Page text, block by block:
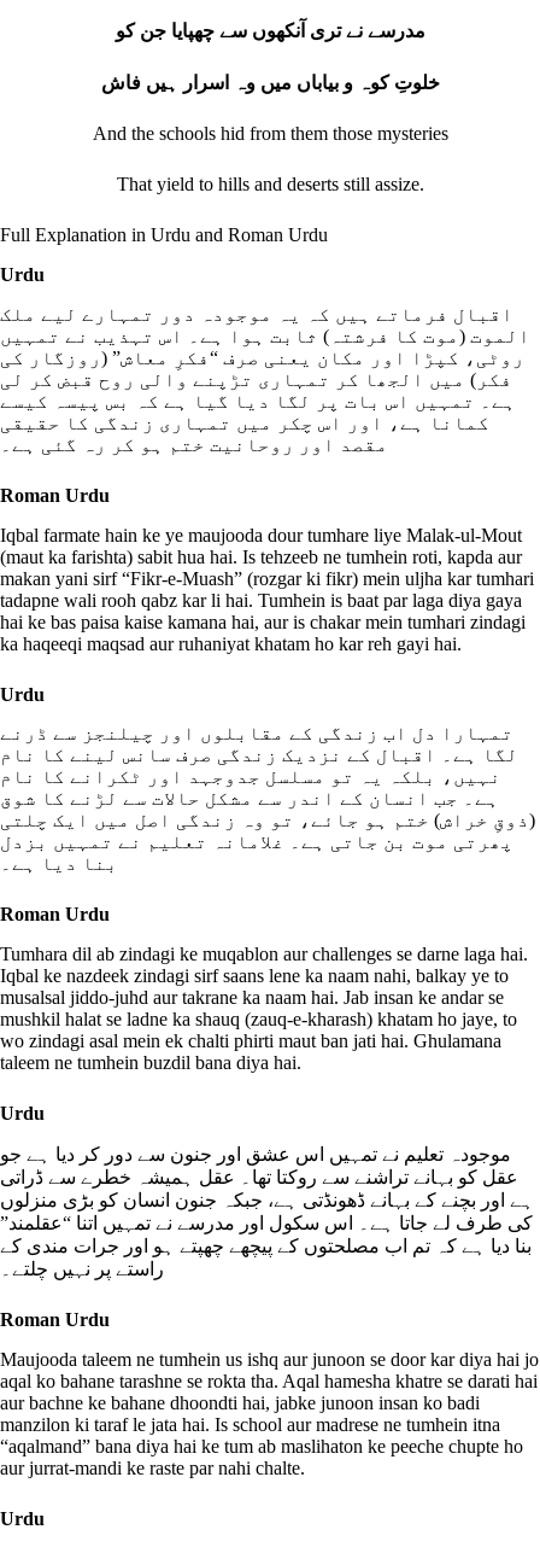
مدرسے نے تری آنکھوں سے چھپایا جن کو
خلوتِ کوہ و بیاباں میں وہ اسرار ہیں فاش
And the schools hid from them those mysteries
That yield to hills and deserts still assize.
Full Explanation in Urdu and Roman Urdu
Urdu
اقبال فرماتے ہیں کہ یہ موجودہ دور تمہارے لیے ملک
الموت (موت کا فرشتہ) ثابت ہوا ہے۔ اس تہذیب نے تمہیں
روٹی، کپڑا اور مکان یعنی صرف “فکرِ معاش” (روزگار کی
فکر) میں الجھا کر تمہاری تڑپنے والی روح قبض کر لی
ہے۔ تمہیں اس بات پر لگا دیا گیا ہے کہ بس پیسہ کیسے
کمانا ہے، اور اس چکر میں تمہاری زندگی کا حقیقی
مقصد اور روحانیت ختم ہو کر رہ گئی ہے۔
Roman Urdu
Iqbal farmate hain ke ye maujooda dour tumhare liye Malak-ul-Mout
(maut ka farishta) sabit hua hai. Is tehzeeb ne tumhein roti, kapda aur
makan yani sirf “Fikr-e-Muash” (rozgar ki fikr) mein uljha kar tumhari
tadapne wali rooh qabz kar li hai. Tumhein is baat par laga diya gaya
hai ke bas paisa kaise kamana hai, aur is chakar mein tumhari zindagi
ka haqeeqi maqsad aur ruhaniyat khatam ho kar reh gayi hai.
Urdu
تمہارا دل اب زندگی کے مقابلوں اور چیلنجز سے ڈرنے
لگا ہے۔ اقبال کے نزدیک زندگی صرف سانس لینے کا نام
نہیں، بلکہ یہ تو مسلسل جدوجہد اور ٹکرانے کا نام
ہے۔ جب انسان کے اندر سے مشکل حالات سے لڑنے کا شوق
(ذوقِ خراش) ختم ہو جائے، تو وہ زندگی اصل میں ایک چلتی
پھرتی موت بن جاتی ہے۔ غلامانہ تعلیم نے تمہیں بزدل
بنا دیا ہے۔
Roman Urdu
Tumhara dil ab zindagi ke muqablon aur challenges se darne laga hai.
Iqbal ke nazdeek zindagi sirf saans lene ka naam nahi, balkay ye to
musalsal jiddo-juhd aur takrane ka naam hai. Jab insan ke andar se
mushkil halat se ladne ka shauq (zauq-e-kharash) khatam ho jaye, to
wo zindagi asal mein ek chalti phirti maut ban jati hai. Ghulamana
taleem ne tumhein buzdil bana diya hai.
Urdu
موجودہ تعلیم نے تمہیں اس عشق اور جنون سے دور کر دیا ہے جو
عقل کو بہانے تراشنے سے روکتا تھا۔ عقل ہمیشہ خطرے سے ڈراتی
ہے اور بچنے کے بہانے ڈھونڈتی ہے، جبکہ جنون انسان کو بڑی منزلوں
کی طرف لے جاتا ہے۔ اس سکول اور مدرسے نے تمہیں اتنا “عقلمند”
بنا دیا ہے کہ تم اب مصلحتوں کے پیچھے چھپتے ہو اور جرات مندی کے
راستے پر نہیں چلتے۔
Roman Urdu
Maujooda taleem ne tumhein us ishq aur junoon se door kar diya hai jo
aqal ko bahane tarashne se rokta tha. Aqal hamesha khatre se darati hai
aur bachne ke bahane dhoondti hai, jabke junoon insan ko badi
manzilon ki taraf le jata hai. Is school aur madrese ne tumhein itna
“aqalmand” bana diya hai ke tum ab maslihaton ke peeche chupte ho
aur jurrat-mandi ke raste par nahi chalte.
Urdu